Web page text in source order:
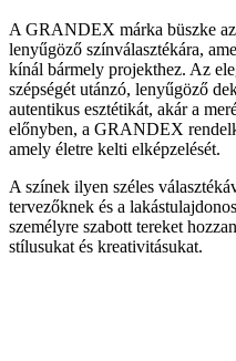
A GRANDEX márka büszke
lenyűgöző színválasztékára,
kínál bármely projekthez. Az
szépségét utánzó, lenyűgöző
autentikus esztétikát, akár a
előnyben, a GRANDEX
amely életre kelti elképzelését.
A színek ilyen széles
tervezőknek és a
személyre szabott tereket
stílusukat és kreativitásukat.